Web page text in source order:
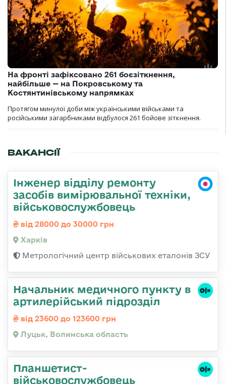
На фронті зафіксовано 261 боєзіткнення,
найбільше — на Покровському та
Костянтинівському напрямках
Протягом минулої доби між українськими військами та
російськими загарбниками відбулося 261 бойове зіткнення.
ВАКАНСІЇ
Інженер відділу ремонту
засобів вимірювальної техніки,
військовослужбовець
від 28000 до 30000 грн
Харків
Метрологічний центр військових еталонів ЗСУ
Начальник медичного пункту в
артилерійський підрозділ
від 23600 до 123600 грн
Луцьк, Волинська область
Планшетист-
військовослужбовець